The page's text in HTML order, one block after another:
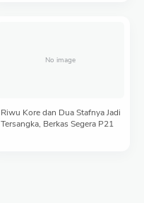
Riwu Kore dan Dua Stafnya Jadi
Tersangka, Berkas Segera P21